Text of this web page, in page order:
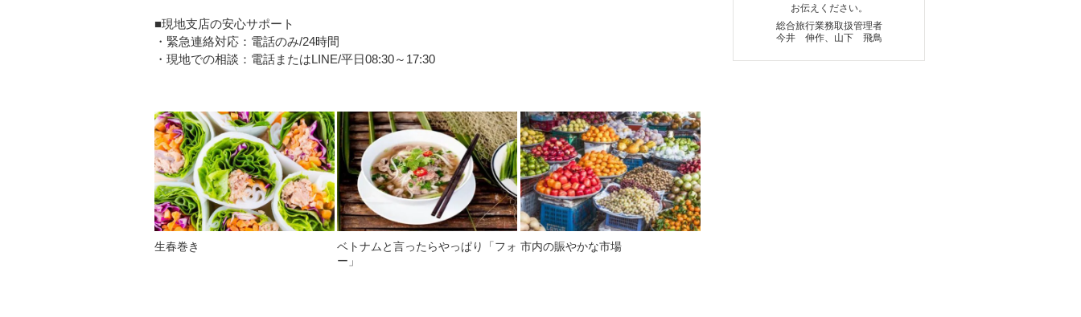
■現地支店の安心サポート
・緊急連絡対応：電話のみ/24時間
・現地での相談：電話またはLINE/平日08:30～17:30
生春巻き
ベトナムと言ったらやっぱり「フォ
ー」
市内の賑やかな市場
お伝えください。
総合旅行業務取扱管理者
今井 伸作、山下 飛鳥